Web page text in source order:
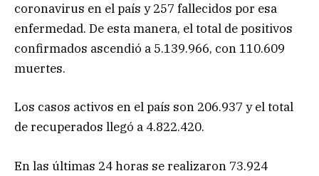
coronavirus en el país y 257 fallecidos por esa
enfermedad. De esta manera, el total de positivos
confirmados ascendió a 5.139.966, con 110.609
muertes.
Los casos activos en el país son 206.937 y el total
de recuperados llegó a 4.822.420.
En las últimas 24 horas se realizaron 73.924